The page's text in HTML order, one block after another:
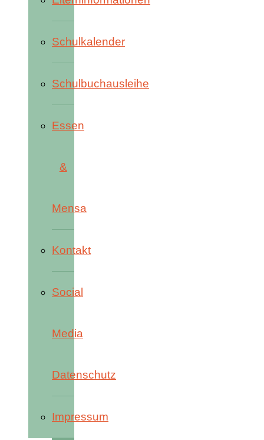
Schulkalender
Schulbuchausleihe
Essen
&
Mensa
Kontakt
Social
Media
Datenschutz
Impressum